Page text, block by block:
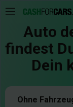
Auto
findest
Dein
Ohne